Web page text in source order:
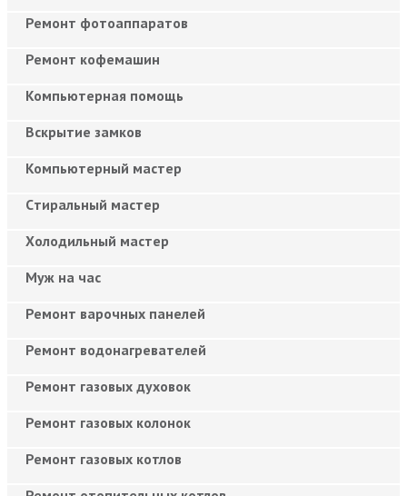
Ремонт фотоаппаратов
Ремонт кофемашин
Компьютерная помощь
Вскрытие замков
Компьютерный мастер
Cтиральный мастер
Холодильный мастер
Муж на час
Ремонт варочных панелей
Ремонт водонагревателей
Ремонт газовых духовок
Ремонт газовых колонок
Ремонт газовых котлов